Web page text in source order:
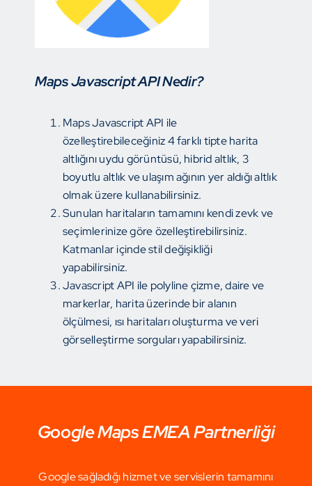
Maps Javascript API Nedir?
Maps Javascript API ile
özelleştirebileceğiniz 4 farklı tipte harita
altlığını uydu görüntüsü, hibrid altlık, 3
boyutlu altlık ve ulaşım ağının yer aldığı altlık
olmak üzere kullanabilirsiniz.
Sunulan haritaların tamamını kendi zevk ve
seçimlerinize göre özelleştirebilirsiniz.
Katmanlar içinde stil değişikliği
yapabilirsiniz.
Javascript API ile polyline çizme, daire ve
markerlar, harita üzerinde bir alanın
ölçülmesi, ısı haritaları oluşturma ve veri
görselleştirme sorguları yapabilirsiniz.
Google Maps EMEA Partnerliği
Google sağladığı hizmet ve servislerin tamamını